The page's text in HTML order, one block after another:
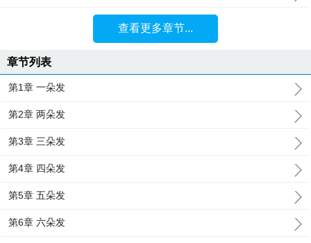
查看更多章节...
章节列表
第1章 一朵发
第2章 两朵发
第3章 三朵发
第4章 四朵发
第5章 五朵发
第6章 六朵发